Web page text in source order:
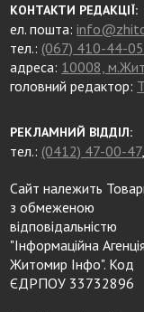
КОНТАКТИ РЕДАКЦІЇ:
ел. пошта:
тел.: (067) 410-44-05
адреса: 10008,
головний редактор:
РЕКЛАМНИЙ ВІДДІЛ:
тел.: (0412) 47-00-47,
Сайт належить
з обмеженою
відповідальністю
"Інформаційна Агенція
Житомир Інфо". Код
ЄДРПОУ 33732896